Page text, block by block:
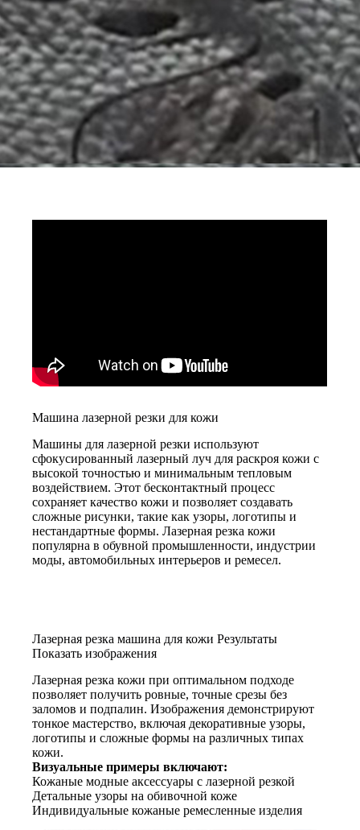
Машина лазерной резки для кожи
Машины для лазерной резки используют
сфокусированный лазерный луч для раскроя кожи с
высокой точностью и минимальным тепловым
воздействием. Этот бесконтактный процесс
сохраняет качество кожи и позволяет создавать
сложные рисунки, такие как узоры, логотипы и
нестандартные формы. Лазерная резка кожи
популярна в обувной промышленности, индустрии
моды, автомобильных интерьеров и ремесел.
Лазерная резка машина для кожи Результаты
Показать изображения
Лазерная резка кожи при оптимальном подходе
позволяет получить ровные, точные срезы без
заломов и подпалин. Изображения демонстрируют
тонкое мастерство, включая декоративные узоры,
логотипы и сложные формы на различных типах
кожи.
Визуальные примеры включают:
Кожаные модные аксессуары с лазерной резкой
Детальные узоры на обивочной коже
Индивидуальные кожаные ремесленные изделия